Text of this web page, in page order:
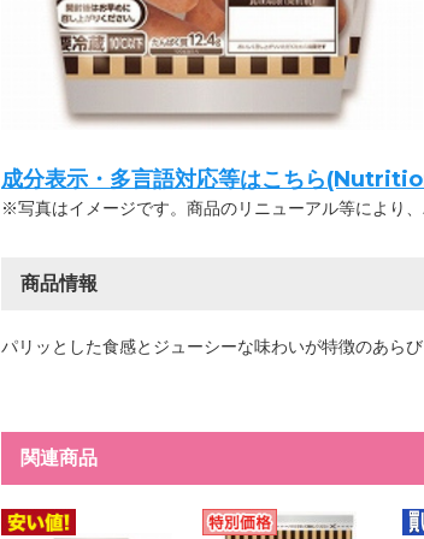
成分表示・多言語対応等はこちら
※写真はイメージです。商品のリニューアル等により
商品情報
パリッとした食感とジューシーな味わいが特徴のあらび
関連商品